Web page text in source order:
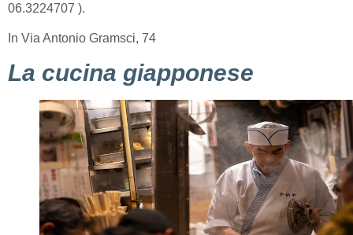
06.3224707 ).
In Via Antonio Gramsci, 74
La cucina giapponese